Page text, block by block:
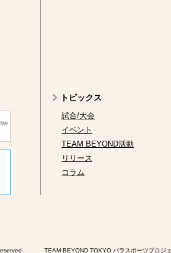
トピックス
試合/大会
イベント
TEAM BEYOND活動
リリース
コラム
TEAM BEYOND TOKYO パラスポーツプロジ